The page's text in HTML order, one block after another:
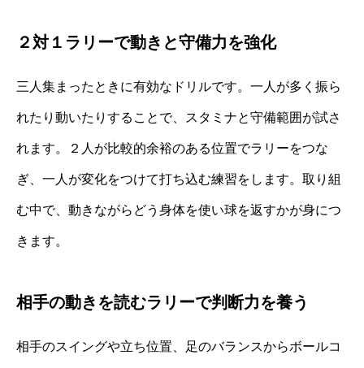
２対１ラリーで動きと守備力を強化
三人集まったときに有効なドリルです。一人が多く振ら
れたり動いたりすることで、スタミナと守備範囲が試さ
れます。２人が比較的余裕のある位置でラリーをつな
ぎ、一人が変化をつけて打ち込む練習をします。取り組
む中で、動きながらどう身体を使い球を返すかが身につ
きます。
相手の動きを読むラリーで判断力を養う
相手のスイングや立ち位置、足のバランスからボールコ